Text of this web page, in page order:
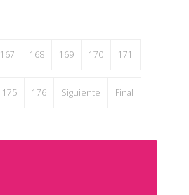
167 168 169 170 171
175 176 Siguiente Final